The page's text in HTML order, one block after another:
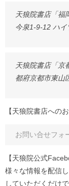
天狼院書店「
今泉1-9-12 ハイ
天狼院書店「
都府京都市東山
【天狼院書店への
お問い合せフォ
【天狼院公式
様々な情報を配信
していただくだけ